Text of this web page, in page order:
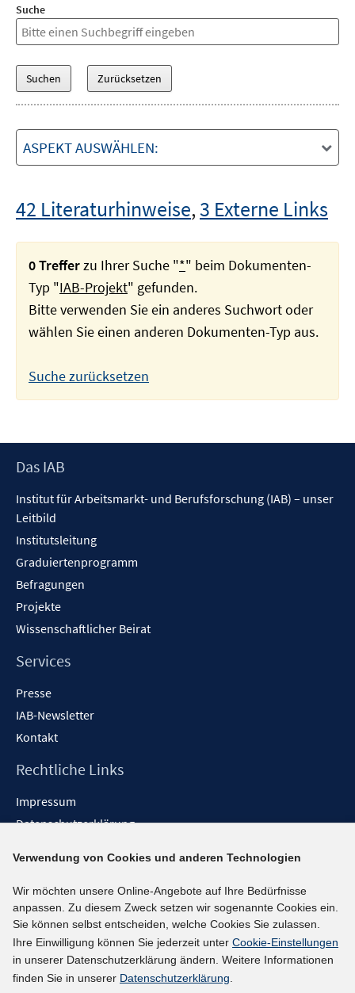
Suche
ASPEKT AUSWÄHLEN:
42 Literaturhinweise,3 Externe Links
0 Trefferzu Ihrer Suche "*" beim Dokumenten-
Typ "IAB-Projekt" gefunden.
Bitte verwenden Sie ein anderes Suchwort oder
wählen Sie einen anderen Dokumenten-Typ aus.
Suche zurücksetzen
Footer
Das IAB
Institut für Arbeitsmarkt- und Berufsforschung (IAB) – unser
Leitbild
Institutsleitung
Graduiertenprogramm
Befragungen
Projekte
Wissenschaftlicher Beirat
Services
Presse
IAB-Newsletter
Kontakt
Rechtliche Links
Impressum
Datenschutzerklärung
Barrieren melden
Social-Media-Kanäle
BlueSky
YouTube
LinkedIn
Verwendung von Cookies und anderen Technologien
Wir möchten unsere Online-Angebote auf Ihre Bedürfnisse
anpassen. Zu diesem Zweck setzen wir sogenannte Cookies ein.
Sie können selbst entscheiden, welche Cookies Sie zulassen.
Ihre Einwilligung können Sie jederzeit unter Cookie-Einstellungen
in unserer Datenschutzerklärung ändern. Weitere Informationen
finden Sie in unserer Datenschutzerklärung.